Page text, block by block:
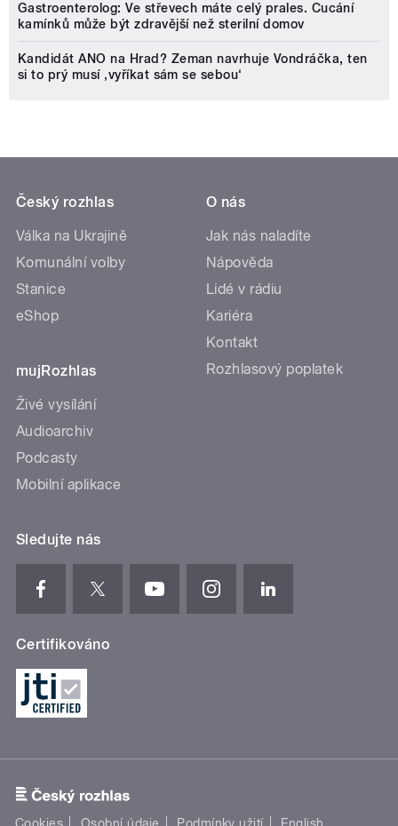
Gastroenterolog: Ve střevech máte celý prales. Cucání
kamínků může být zdravější než sterilní domov
Kandidát ANO na Hrad? Zeman navrhuje Vondráčka, ten
si to prý musí ‚vyříkat sám se sebou‘
Český rozhlas
Válka na Ukrajině
Komunální volby
Stanice
eShop
mujRozhlas
Živé vysílání
Audioarchiv
Podcasty
Mobilní aplikace
O nás
Jak nás naladíte
Nápověda
Lidé v rádiu
Kariéra
Kontakt
Rozhlasový poplatek
Sledujte nás
Certifikováno
Cookies Osobní údaje Podmínky užití English